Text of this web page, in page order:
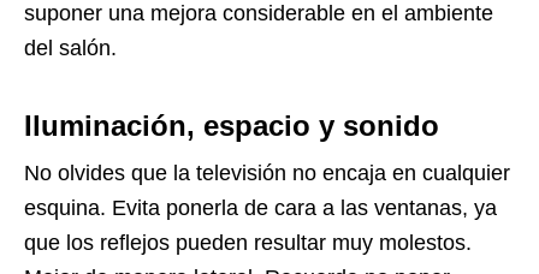
suponer una mejora considerable en el ambiente
del salón.
Iluminación, espacio y sonido
No olvides que la televisión no encaja en cualquier
esquina. Evita ponerla de cara a las ventanas, ya
que los reflejos pueden resultar muy molestos.